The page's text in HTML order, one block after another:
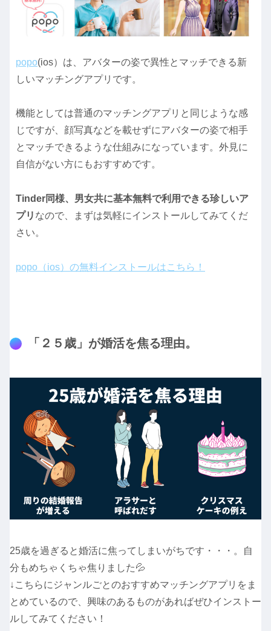
popo(ios）は、アバターの姿で異性とマッチできる新
しいマッチングアプリです。
機能としては普通のマッチングアプリと同じような感
じですが、顔写真などを載せずにアバターの姿で相手
とマッチできるような仕組みになっています。外見に
自信がない方にもおすすめです。
Tinder同様、男女共に基本無料で利用できる珍しいア
プリ なので、まずは気軽にインストールしてみてくだ
さい。
popo（ios）の無料インストールはこちら！
「２５歳」が婚活を焦る理由。
25歳を過ぎると婚活に焦ってしまいがちです・・・。自
分もめちゃくちゃ焦りました💦
↓こちらにジャンルごとのおすすめマッチングアプリをま
とめているので、興味のあるものがあればぜひインストー
ルしてみてください！